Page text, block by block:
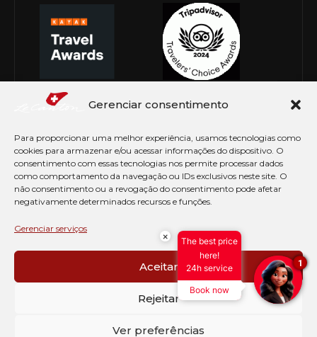
Gerenciar consentimento
Para proporcionar uma melhor experiência, usamos tecnologias como
cookies para armazenar e/ou acessar informações do dispositivo. O
consentimento com essas tecnologias nos permite processar dados
como comportamento da navegação ou IDs exclusivos neste site. O
não consentimento ou a revogação do consentimento pode afetar
negativamente determinados recursos e funções.
Gerenciar serviços
Aceitar
Rejeitar
Ver preferências
© Copyright 2026 Le Canton. Todos os direitos
PRÉ CHECK-IN
AVISO DE COOKIES
PERGUNTAS FREQUENTES
×
The best price
here!
24h service
Book now
1